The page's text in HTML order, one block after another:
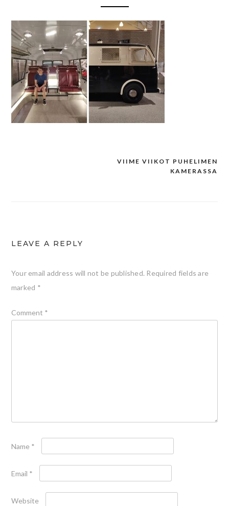
VIIME VIIKOT PUHELIMEN
KAMERASSA
LEAVE A REPLY
Your email address will not be published. Required fields are
marked *
Comment *
Name *
Email *
Website